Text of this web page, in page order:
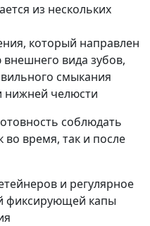
из нескольких
который направлен
вида зубов,
смыкания
нижней челюсти
соблюдать
во время, так и после
и регулярное
фиксирующей капы